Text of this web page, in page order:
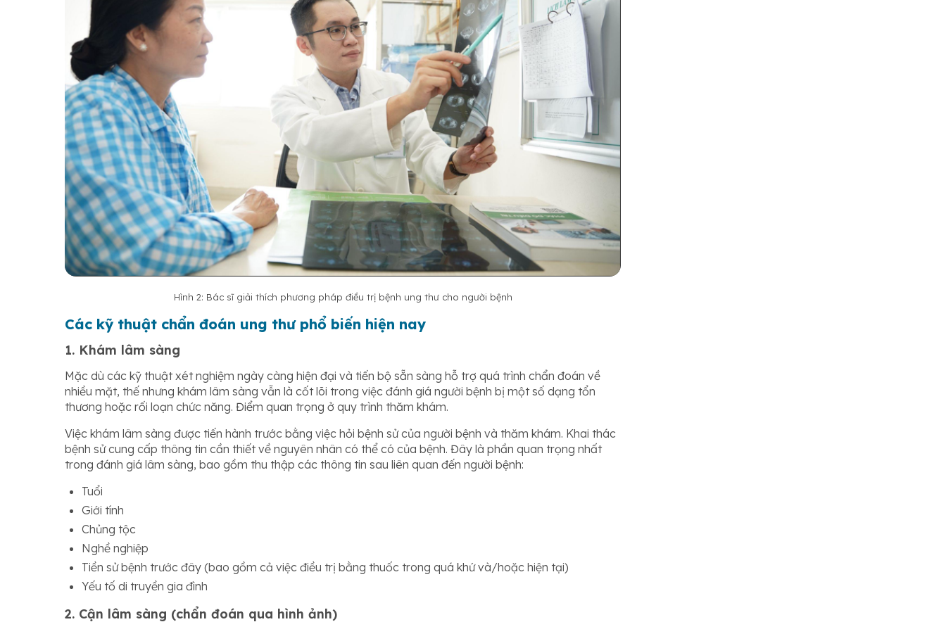
Hình 2: Bác sĩ giải thích phương pháp điều trị bệnh ung thư cho người bệnh
Các kỹ thuật chẩn đoán ung thư phổ biến hiện nay
1. Khám lâm sàng
Mặc dù các kỹ thuật xét nghiệm ngày càng hiện đại và tiến bộ sẵn sàng hỗ trợ quá trình chẩn đoán về
nhiều mặt, thế nhưng khám lâm sàng vẫn là cốt lõi trong việc đánh giá người bệnh bị một số dạng tổn
thương hoặc rối loạn chức năng. Điểm quan trọng ở quy trình thăm khám.
Việc khám lâm sàng được tiến hành trước bằng việc hỏi bệnh sử của người bệnh và thăm khám. Khai thác
bệnh sử cung cấp thông tin cần thiết về nguyên nhân có thể có của bệnh. Đây là phần quan trọng nhất
trong đánh giá lâm sàng, bao gồm thu thập các thông tin sau liên quan đến người bệnh:
Tuổi
Giới tính
Chủng tộc
Nghề nghiệp
Tiền sử bệnh trước đây (bao gồm cả việc điều trị bằng thuốc trong quá khứ và/hoặc hiện tại)
Yếu tố di truyền gia đình
2. Cận lâm sàng (chẩn đoán qua hình ảnh)